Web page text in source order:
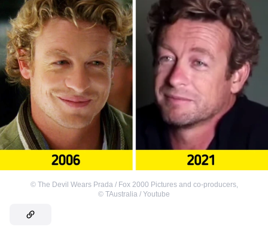
© The Devil Wears Prada / Fox 2000 Pictures and co-producers,
© TAustralia / Youtube